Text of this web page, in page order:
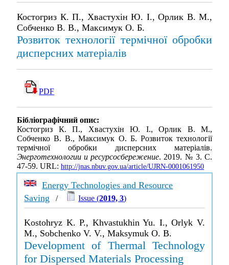
Костогриз К. П., Хвастухін Ю. І., Орлик В. М.,
Собченко В. В., Максимук О. Б.
Розвиток технології термічної обробки
дисперсних матеріалів
PDF
Бібліографічний опис:
Костогриз К. П., Хвастухін Ю. І., Орлик В. М.,
Собченко В. В., Максимук О. Б. Розвиток технології
термічної обробки дисперсних матеріалів.
Энерготехнологии и ресурсосбережение. 2019. № 3. С.
47-59. URL: http://jnas.nbuv.gov.ua/article/UJRN-0001061950
Energy Technologies and Resource
Saving / Issue (2019, 3)
Kostohryz K. P., Khvastukhin Yu. I., Orlyk V.
M., Sobchenko V. V., Maksymuk O. B.
Development of Thermal Technology
for Dispersed Materials Processing